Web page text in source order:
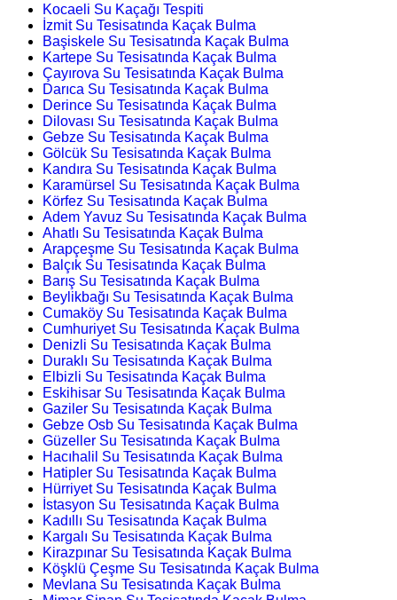
Kocaeli Su Kaçağı Tespiti
İzmit Su Tesisatında Kaçak Bulma
Başiskele Su Tesisatında Kaçak Bulma
Kartepe Su Tesisatında Kaçak Bulma
Çayırova Su Tesisatında Kaçak Bulma
Darıca Su Tesisatında Kaçak Bulma
Derince Su Tesisatında Kaçak Bulma
Dilovası Su Tesisatında Kaçak Bulma
Gebze Su Tesisatında Kaçak Bulma
Gölcük Su Tesisatında Kaçak Bulma
Kandıra Su Tesisatında Kaçak Bulma
Karamürsel Su Tesisatında Kaçak Bulma
Körfez Su Tesisatında Kaçak Bulma
Adem Yavuz Su Tesisatında Kaçak Bulma
Ahatlı Su Tesisatında Kaçak Bulma
Arapçeşme Su Tesisatında Kaçak Bulma
Balçık Su Tesisatında Kaçak Bulma
Barış Su Tesisatında Kaçak Bulma
Beylikbağı Su Tesisatında Kaçak Bulma
Cumaköy Su Tesisatında Kaçak Bulma
Cumhuriyet Su Tesisatında Kaçak Bulma
Denizli Su Tesisatında Kaçak Bulma
Duraklı Su Tesisatında Kaçak Bulma
Elbizli Su Tesisatında Kaçak Bulma
Eskihisar Su Tesisatında Kaçak Bulma
Gaziler Su Tesisatında Kaçak Bulma
Gebze Osb Su Tesisatında Kaçak Bulma
Güzeller Su Tesisatında Kaçak Bulma
Hacıhalil Su Tesisatında Kaçak Bulma
Hatipler Su Tesisatında Kaçak Bulma
Hürriyet Su Tesisatında Kaçak Bulma
İstasyon Su Tesisatında Kaçak Bulma
Kadıllı Su Tesisatında Kaçak Bulma
Kargalı Su Tesisatında Kaçak Bulma
Kirazpınar Su Tesisatında Kaçak Bulma
Köşklü Çeşme Su Tesisatında Kaçak Bulma
Mevlana Su Tesisatında Kaçak Bulma